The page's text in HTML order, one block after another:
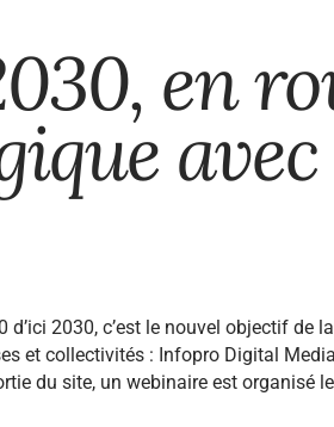
en
2030, c’est le nouvel objectif de
et collectivités : Infopro Digital
du site, un webinaire est organisé